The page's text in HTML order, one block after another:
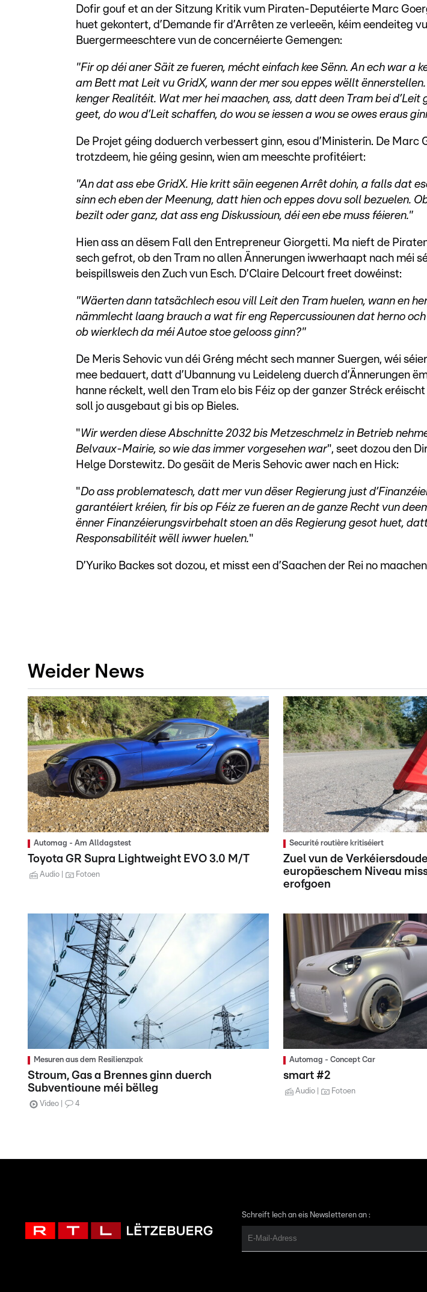
Dofir gouf et an der Sitzung Kritik vum Piraten-Deputéierte Marc
huet gekontert, d’Demande fir d’Arrêten ze verleeën, kéim eendeiteg
Buergermeeschtere vun de concernéierte Gemengen:
"Fir op déi aner Säit ze fueren, mécht einfach kee Sënn. An ech war a
am Bett mat Leit vu GridX, wann der mer sou eppes wëllt
kenger Realitéit. Wat mer hei maachen, ass, datt deen Tram bei d’Leit
geet, do wou d’Leit schaffen, do wou se iessen a wou se owes eraus
De Projet géing doduerch verbessert ginn, esou d’Ministerin. De Marc
trotzdeem, hie géing gesinn, wien am meeschte profitéiert:
"An dat ass ebe GridX. Hie kritt säin eegenen Arrêt dohin, a falls dat
sinn ech eben der Meenung, datt hien och eppes dovu soll bezuelen.
bezilt oder ganz, dat ass eng Diskussioun, déi een ebe muss féieren."
Hien ass an dësem Fall den Entrepreneur Giorgetti. Ma nieft de
sech gefrot, ob den Tram no allen Ännerungen iwwerhaapt nach méi
beispillsweis den Zuch vun Esch. D’Claire Delcourt freet dowéinst:
"Wäerten dann tatsächlech esou vill Leit den Tram huelen, wann en
nämmlecht laang brauch a wat fir eng Repercussiounen dat herno och
ob wierklech da méi Autoe stoe gelooss ginn?"
De Meris Sehovic vun déi Gréng mécht sech manner Suergen, wéi
mee bedauert, datt d’Ubannung vu Leideleng duerch d’Ännerungen
hanne réckelt, well den Tram elo bis Féiz op der ganzer Stréck
soll jo ausgebaut gi bis op Bieles.
"Wir werden diese Abschnitte 2032 bis Metzeschmelz in Betrieb
Belvaux-Mairie, so wie das immer vorgesehen war", seet dozou den
Helge Dorstewitz. Do gesäit de Meris Sehovic awer nach en Hick:
"Do ass problematesch, datt mer vun dëser Regierung just
garantéiert kréien, fir bis op Féiz ze fueren an de ganze Recht vun
ënner Finanzéierungsvirbehalt stoen an dës Regierung gesot huet,
Responsabilitéit wëll iwwer huelen."
D’Yuriko Backes sot dozou, et misst een d’Saachen der Rei no
Weider News
Automag - Am Alldagstest
Toyota GR Supra Lightweight EVO 3.0 M/T
Audio Fotoen
Securité routière kritiséiert
Zuel vun de
europäeschem Niveau
erofgoen
Mesuren aus dem Resilienzpak
Stroum, Gas a Brennes ginn duerch
Subventioune méi bëlleg
Video 4
Automag - Concept Car
smart #2
Audio Fotoen
Schreift Iech an eis Newsletteren an :